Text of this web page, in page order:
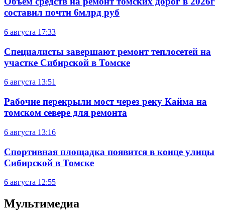
составил почти 6млрд руб
6 августа 17:33
Специалисты завершают ремонт теплосетей на
участке Сибирской в Томске
6 августа 13:51
Рабочие перекрыли мост через реку Кайма на
томском севере для ремонта
6 августа 13:16
Спортивная площадка появится в конце улицы
Сибирской в Томске
6 августа 12:55
Мультимедиа